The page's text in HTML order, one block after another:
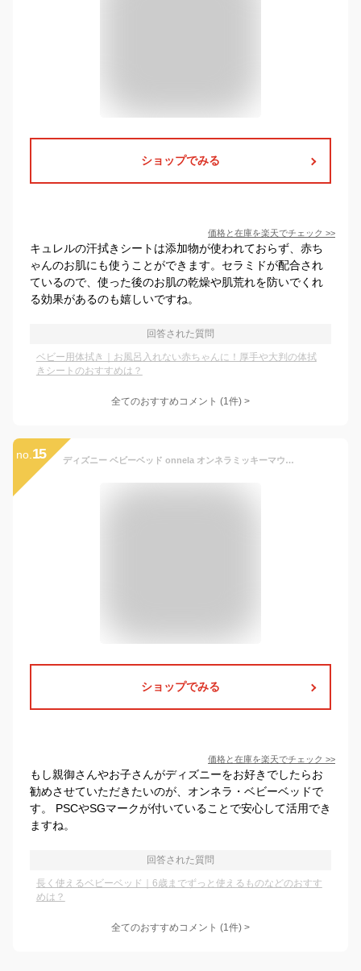
ショップでみる
価格と在庫を楽天でチェック >>
キュレルの汗拭きシートは添加物が使われておらず、赤ち
ゃんのお肌にも使うことができます。セラミドが配合され
ているので、使った後のお肌の乾燥や肌荒れを防いでくれ
る効果があるのも嬉しいですね。
回答された質問
ベビー用体拭き｜お風呂入れない赤ちゃんに！厚手や大判の体拭
きシートのおすすめは？
全てのおすすめコメント (1件) >
no. 15 ディズニー ベビーベッド onnela オンネラミッキーマウス くまのプーさん ミニベビーベッド 5way 木製 ベビー ベッド 赤ちゃん ねんね 小さい ミニベッド ロータイプ 収納 学習机 高さ調節 立ちベッド 子供ベッド サークル キャスター付き アルファタカバ
ショップでみる
価格と在庫を楽天でチェック >>
もし親御さんやお子さんがディズニーをお好きでしたらお
勧めさせていただきたいのが、オンネラ・ベビーベッドで
す。 PSCやSGマークが付いていることで安心して活用でき
ますね。
回答された質問
長く使えるベビーベッド｜6歳までずっと使えるものなどのおすす
めは？
全てのおすすめコメント (1件) >